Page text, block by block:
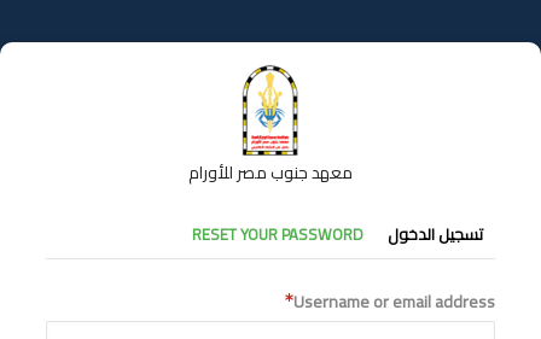
إلى
المحتوى
معهد جنوب مصر للأورام
التبويبات
الأساسية
تسجيل الدخول RESET YOUR PASSWORD
Username or email address